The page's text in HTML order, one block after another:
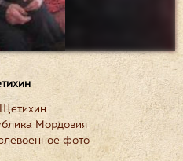
Щетихин
Мордовия
фото